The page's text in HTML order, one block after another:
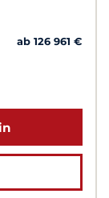
ab 126 961 €